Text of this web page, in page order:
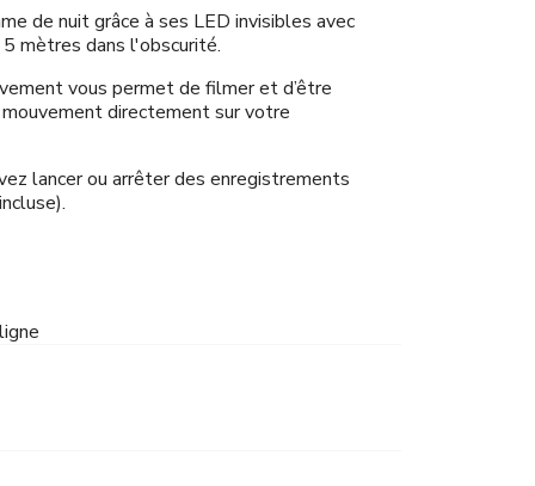
de nuit grâce à ses LED invisibles avec
mètres dans l'obscurité.
vous permet de filmer et d’être
directement sur votre
lancer ou arrêter des enregistrements